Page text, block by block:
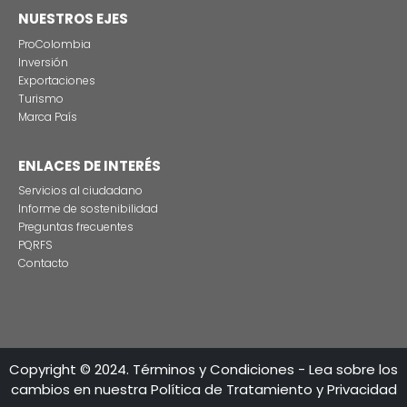
Estas son las tres grandes razones para rodar
producciones audiovisuales en Colombia